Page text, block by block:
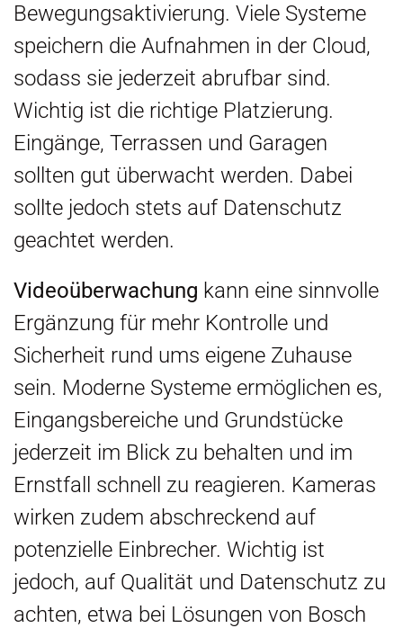
Bewegungsaktivierung. Viele Systeme
speichern die Aufnahmen in der Cloud,
sodass sie jederzeit abrufbar sind.
Wichtig ist die richtige Platzierung.
Eingänge, Terrassen und Garagen
sollten gut überwacht werden. Dabei
sollte jedoch stets auf Datenschutz
geachtet werden.
Videoüberwachung kann eine sinnvolle
Ergänzung für mehr Kontrolle und
Sicherheit rund ums eigene Zuhause
sein. Moderne Systeme ermöglichen es,
Eingangsbereiche und Grundstücke
jederzeit im Blick zu behalten und im
Ernstfall schnell zu reagieren. Kameras
wirken zudem abschreckend auf
potenzielle Einbrecher. Wichtig ist
jedoch, auf Qualität und Datenschutz zu
achten, etwa bei Lösungen von Bosch